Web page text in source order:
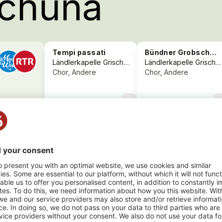
-
-
Tempi passati
Ländlerkapelle Grischuna
Chor, Andere
Bündner Grobschnitt
Ländlerkapelle Grischuna
Chor, Andere
1
2
PLAYLISTS
1
PHOTO